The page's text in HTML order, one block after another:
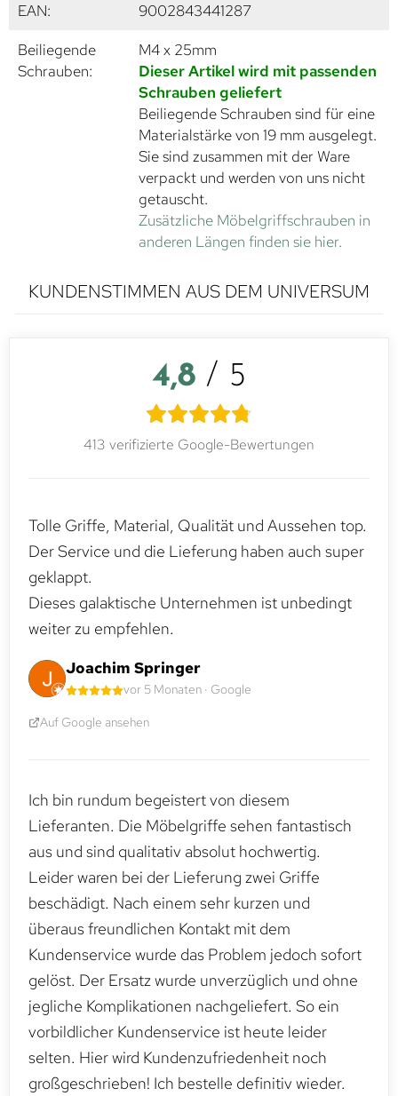
EAN:
9002843441287
Beiliegende
Schrauben:
M4 x 25mm
Dieser Artikel wird mit passenden
Schrauben geliefert
Beiliegende Schrauben sind für eine
Materialstärke von 19 mm ausgelegt.
Sie sind zusammen mit der Ware
verpackt und werden von uns nicht
getauscht.
Zusätzliche Möbelgriffschrauben in
anderen Längen finden sie hier.
KUNDENSTIMMEN AUS DEM UNIVERSUM
4,8 / 5
413 verifizierte Google-Bewertungen
Tolle Griffe, Material, Qualität und Aussehen top.
Der Service und die Lieferung haben auch super
geklappt.
Dieses galaktische Unternehmen ist unbedingt
weiter zu empfehlen.
Joachim Springer
vor 5 Monaten · Google
Auf Google ansehen
Ich bin rundum begeistert von diesem
Lieferanten. Die Möbelgriffe sehen fantastisch
aus und sind qualitativ absolut hochwertig.
Leider waren bei der Lieferung zwei Griffe
beschädigt. Nach einem sehr kurzen und
überaus freundlichen Kontakt mit dem
Kundenservice wurde das Problem jedoch sofort
gelöst. Der Ersatz wurde unverzüglich und ohne
jegliche Komplikationen nachgeliefert. So ein
vorbildlicher Kundenservice ist heute leider
selten. Hier wird Kundenzufriedenheit noch
großgeschrieben! Ich bestelle definitiv wieder.